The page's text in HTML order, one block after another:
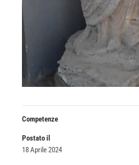
Competenze
Postato il
18 Aprile 2024